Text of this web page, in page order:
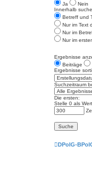
Ja
Nein
Innerhalb
Betreff und
Nur im Text
Nur im
Nur im
Ergebnisse
Beiträge
Ergebnisse
Suchzeitraum
Die ersten:
Stelle 0 als
DPolG-